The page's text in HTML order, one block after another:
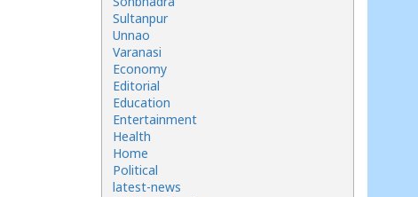
Sultanpur
Unnao
Varanasi
Economy
Editorial
Education
Entertainment
Health
Home
Political
latest-news